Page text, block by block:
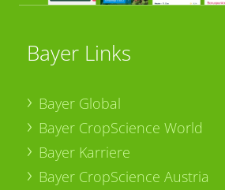
Bayer Links
Bayer Global
Bayer CropScience World
Bayer Karriere
Bayer CropScience Austria